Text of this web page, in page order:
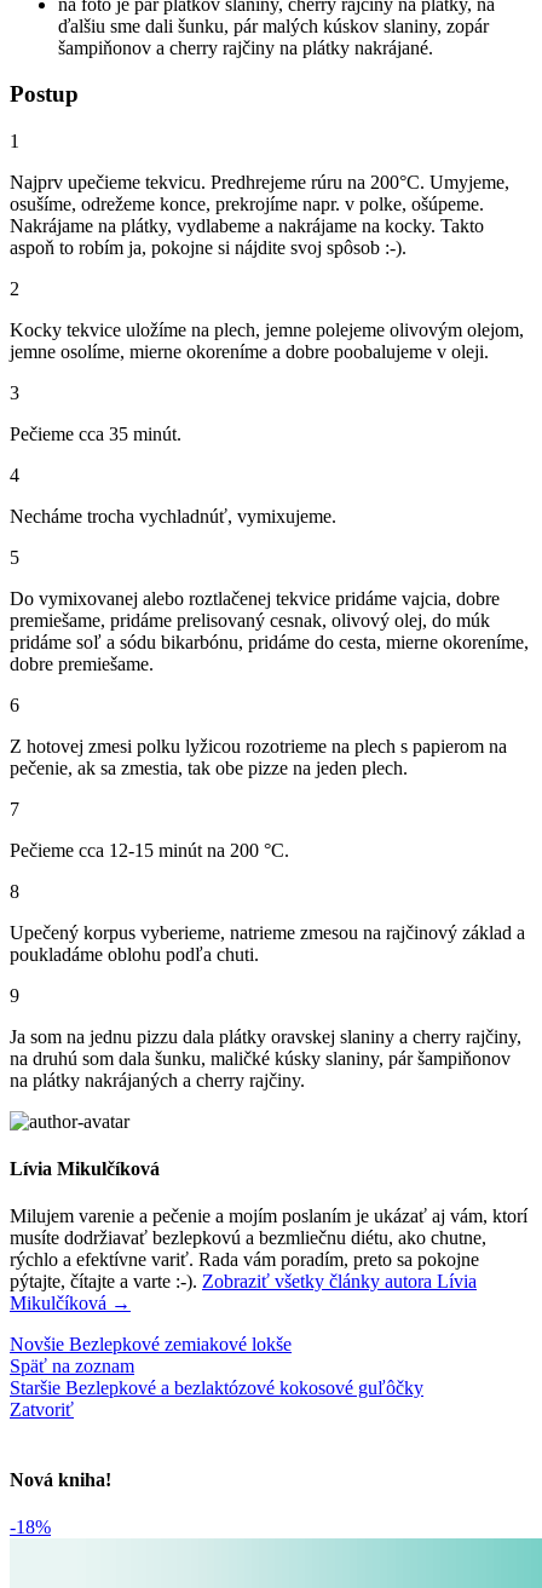
ďalšiu sme dali šunku, pár malých kúskov slaniny, zopár
šampiňonov a cherry rajčiny na plátky nakrájané.
Postup
1
Najprv upečieme tekvicu. Predhrejeme rúru na 200°C. Umyjeme,
osušíme, odrežeme konce, prekrojíme napr. v polke, ošúpeme.
Nakrájame na plátky, vydlabeme a nakrájame na kocky. Takto
aspoň to robím ja, pokojne si nájdite svoj spôsob :-).
2
Kocky tekvice uložíme na plech, jemne polejeme olivovým olejom,
jemne osolíme, mierne okoreníme a dobre poobalujeme v oleji.
3
Pečieme cca 35 minút.
4
Necháme trocha vychladnúť, vymixujeme.
5
Do vymixovanej alebo roztlačenej tekvice pridáme vajcia, dobre
premiešame, pridáme prelisovaný cesnak, olivový olej, do múk
pridáme soľ a sódu bikarbónu, pridáme do cesta, mierne okoreníme,
dobre premiešame.
6
Z hotovej zmesi polku lyžicou rozotrieme na plech s papierom na
pečenie, ak sa zmestia, tak obe pizze na jeden plech.
7
Pečieme cca 12-15 minút na 200 °C.
8
Upečený korpus vyberieme, natrieme zmesou na rajčinový základ a
poukladáme oblohu podľa chuti.
9
Ja som na jednu pizzu dala plátky oravskej slaniny a cherry rajčiny,
na druhú som dala šunku, maličké kúsky slaniny, pár šampiňonov
na plátky nakrájaných a cherry rajčiny.
Lívia Mikulčíková
Milujem varenie a pečenie a mojím poslaním je ukázať aj vám, ktorí
musíte dodržiavať bezlepkovú a bezmliečnu diétu, ako chutne,
rýchlo a efektívne variť. Rada vám poradím, preto sa pokojne
pýtajte, čítajte a varte :-). Zobraziť všetky články autora Lívia
Mikulčíková →
Novšie Bezlepkové zemiakové lokše
Späť na zoznam
Staršie Bezlepkové a bezlaktózové kokosové guľôčky
Zatvoriť
Nová kniha!
-18%